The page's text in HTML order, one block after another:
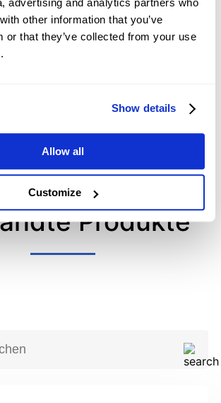
other information that you’ve
or that they’ve collected from your use
Show details
Allow all
Customize
Inflation steht nächste
Woche im Mittelpunkt
2026-08-08 03:34:08 (GMT+0)
schwachen NFP,
Straße von Hormus
mindern Fed-Risiken
2026-08-08 03:25:07 (GMT+0)
Produkte